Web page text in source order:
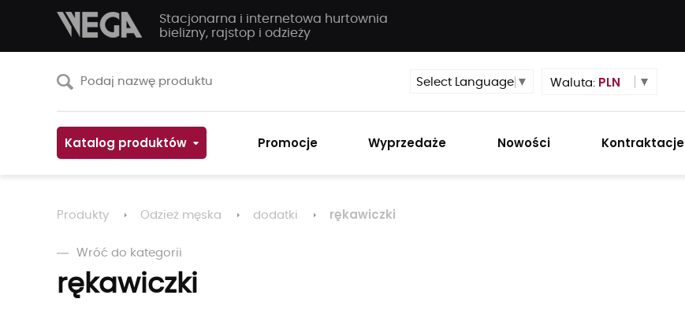
Stacjonarna i internetowa hurtownia
bielizny, rajstop i odzieży
Select Language ▼ Waluta: PLN
Katalog produktów Promocje Wyprzedaże Nowości Kontraktacje
Produkty Odzież męska dodatki rękawiczki
Wróć do kategorii
rękawiczki